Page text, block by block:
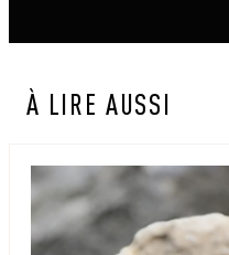
À LIRE AUSSI